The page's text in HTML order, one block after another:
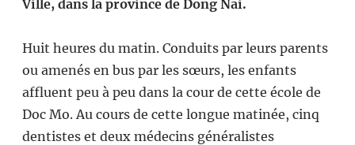
Ville, dans la province de Dong Nai.
Huit heures du matin. Conduits par leurs parents
ou amenés en bus par les sœurs, les enfants
affluent peu à peu dans la cour de cette école de
Doc Mo. Au cours de cette longue matinée, cinq
dentistes et deux médecins généralistes